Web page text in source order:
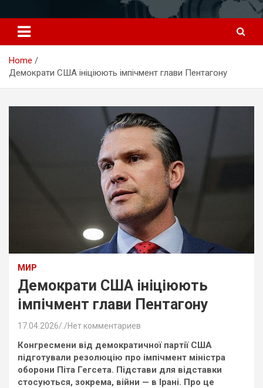
к
содержимому
Home
Демократи США ініціюють імпічмент глави Пентагону
МИР
Демократи США ініціюють
імпічмент глави Пентагону
17.04.2026 Нет комментариев
Конгресмени від демократичної партії США
підготували резолюцію про імпічмент міністра
оборони Піта Гегсета. Підстави для відставки
стосуються, зокрема, війни — в Ірані. Про це